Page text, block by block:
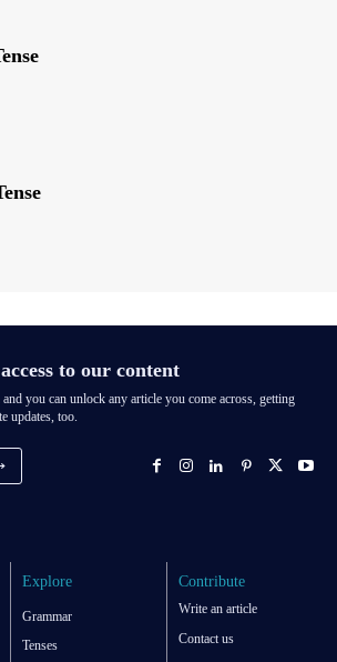
to our content
you can unlock any article you come across, getting
updates, too.
Explore
Grammar
Tenses
Contribute
Write an article
Contact us